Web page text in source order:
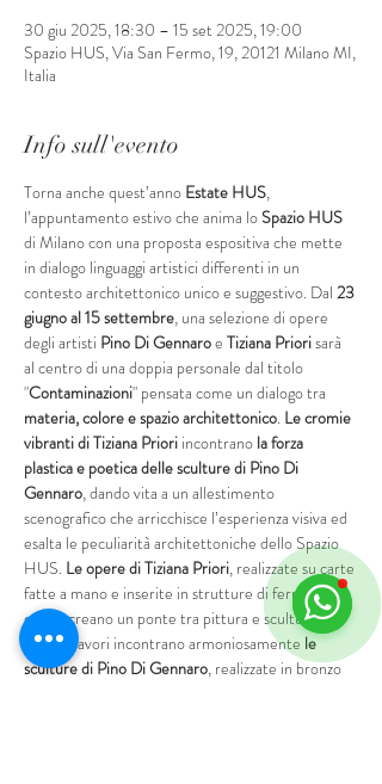
30 giu 2025, 18:30 – 15 set 2025, 19:00
Spazio HUS, Via San Fermo, 19, 20121 Milano MI,
Italia
Info sull'evento
Torna anche quest’anno Estate HUS,
l’appuntamento estivo che anima lo Spazio HUS
di Milano con una proposta espositiva che mette
in dialogo linguaggi artistici differenti in un
contesto architettonico unico e suggestivo. Dal 23
giugno al 15 settembre, una selezione di opere
degli artisti Pino Di Gennaro e Tiziana Priori sarà
al centro di una doppia personale dal titolo
"Contaminazioni" pensata come un dialogo tra
materia, colore e spazio architettonico. Le cromie
vibrantidi Tiziana Priori incontrano la forza
plastica e poeticadelle sculture di Pino Di
Gennaro, dando vita a un allestimento
scenografico che arricchisce l’esperienza visiva ed
esalta le peculiarità architettoniche dello Spazio
HUS. Le opere di Tiziana Priori, realizzate su carte
fatte a mano e inserite in strutture di ferro, legno
e juta, creano un ponte tra pittura e scultura.
Questi lavori incontrano armoniosamente le
sculture di Pino Di Gennaro, realizzate in bronzo